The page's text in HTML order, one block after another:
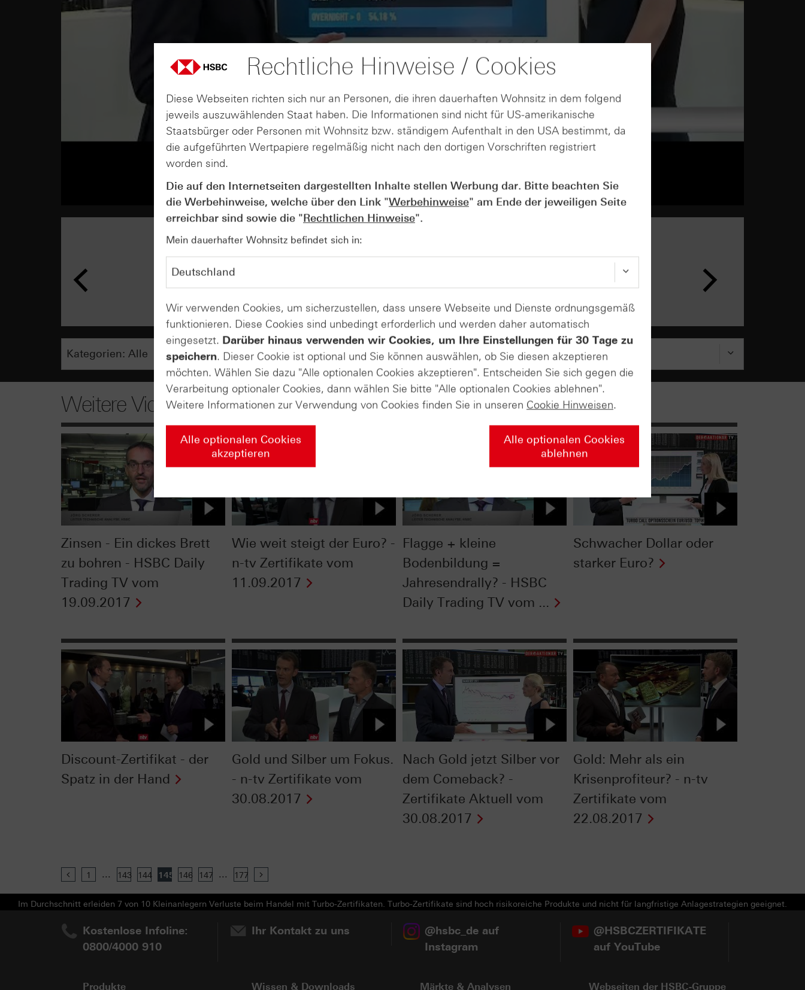
Weitere Videos
Zinsen - Ein dickes Brett
zu bohren - HSBC Daily
Trading TV vom
19.09.2017
W‎ie weit steigt der Euro? -
n-tv Zertifikate vom
11.09.2017
Flagge + kleine
Bodenbildung =
Jahresendrally? - HSBC
Daily Trading TV vom ...
‎Schwacher Dollar oder
starker Euro?
Discount-Zertifikat - der
Spatz in der Hand
Gold und Silber um Fokus.
- n-tv Zertifikate vom
30.08.2017
Nach Gold jetzt Silber vor
dem Comeback? -
Zertifikate Aktuell vom
30.08.2017
Gold: Mehr als ein
Krisenprofiteur? - n-tv
Zertifikate vom
22.08.2017
Previous
1 ... 143 144 145 146 147 ... 177
Im Durchschnitt erleiden 7 von 10 Kleinanlegern Verluste beim Handel mit Turbo-Zertifikaten. Turbo-Zertifikate sind hoch risikoreiche Produkte und nicht für langfristige Anlagestrategien geeignet.
Kostenlose Infoline:
0800/4000 910
Ihr Kontakt zu uns
@hsbc_de auf
Instagram
@HSBCZERTIFIKATE
auf YouTube
Produkte Wissen & Downloads Märkte & Analysen Webseiten der HSBC-Gruppe
Rechtliche Hinweise / Cookies
Diese Webseiten richten sich nur an Personen, die ihren dauerhaften Wohnsitz in dem folgend
jeweils auszuwählenden Staat haben. Die Informationen sind nicht für US-amerikanische
Staatsbürger oder Personen mit Wohnsitz bzw. ständigem Aufenthalt in den USA bestimmt, da
die aufgeführten Wertpapiere regelmäßig nicht nach den dortigen Vorschriften registriert
worden sind.
Die auf den Internetseiten dargestellten Inhalte stellen Werbung dar. Bitte beachten Sie
die Werbehinweise, welche über den Link "Werbehinweise" am Ende der jeweiligen Seite
erreichbar sind sowie die "Rechtlichen Hinweise".
Mein dauerhafter Wohnsitz befindet sich in:
Wir verwenden Cookies, um sicherzustellen, dass unsere Webseite und Dienste ordnungsgemäß
funktionieren. Diese Cookies sind unbedingt erforderlich und werden daher automatisch
eingesetzt. Darüber hinaus verwenden wir Cookies, um Ihre Einstellungen für 30 Tage zu
speichern. Dieser Cookie ist optional und Sie können auswählen, ob Sie diesen akzeptieren
möchten. Wählen Sie dazu "Alle optionalen Cookies akzeptieren". Entscheiden Sie sich gegen die
Verarbeitung optionaler Cookies, dann wählen Sie bitte "Alle optionalen Cookies ablehnen".
Weitere Informationen zur Verwendung von Cookies finden Sie in unseren Cookie Hinweisen.
Alle optionalen Cookies
akzeptieren
Alle optionalen Cookies
ablehnen